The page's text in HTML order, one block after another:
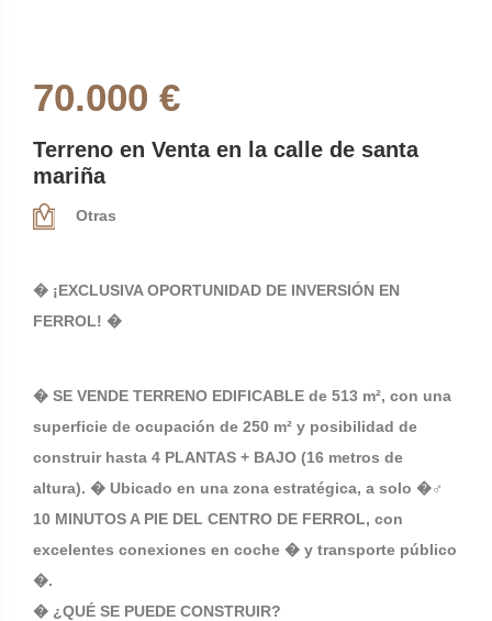
70.000 €
Terreno en Venta en la calle de santa
mariña
Otras
� ¡EXCLUSIVA OPORTUNIDAD DE INVERSIÓN EN
FERROL! �
� SE VENDE TERRENO EDIFICABLE de 513 m², con una
superficie de ocupación de 250 m² y posibilidad de
construir hasta 4 PLANTAS + BAJO (16 metros de
altura). � Ubicado en una zona estratégica, a solo �♂️
10 MINUTOS A PIE DEL CENTRO DE FERROL, con
excelentes conexiones en coche � y transporte público
�.
�️ ¿QUÉ SE PUEDE CONSTRUIR?